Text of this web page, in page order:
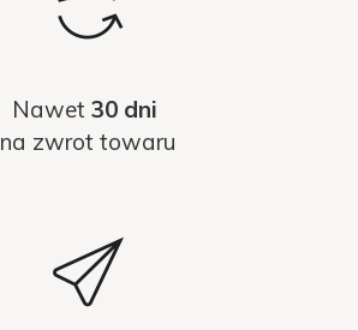
Nawet 30 dni
na zwrot towaru